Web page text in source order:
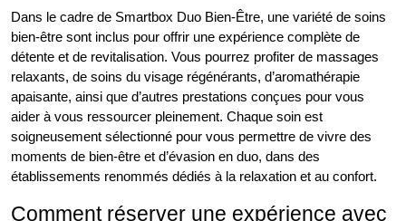
Dans le cadre de Smartbox Duo Bien-Être, une variété de soins
bien-être sont inclus pour offrir une expérience complète de
détente et de revitalisation. Vous pourrez profiter de massages
relaxants, de soins du visage régénérants, d’aromathérapie
apaisante, ainsi que d’autres prestations conçues pour vous
aider à vous ressourcer pleinement. Chaque soin est
soigneusement sélectionné pour vous permettre de vivre des
moments de bien-être et d’évasion en duo, dans des
établissements renommés dédiés à la relaxation et au confort.
Comment réserver une expérience avec